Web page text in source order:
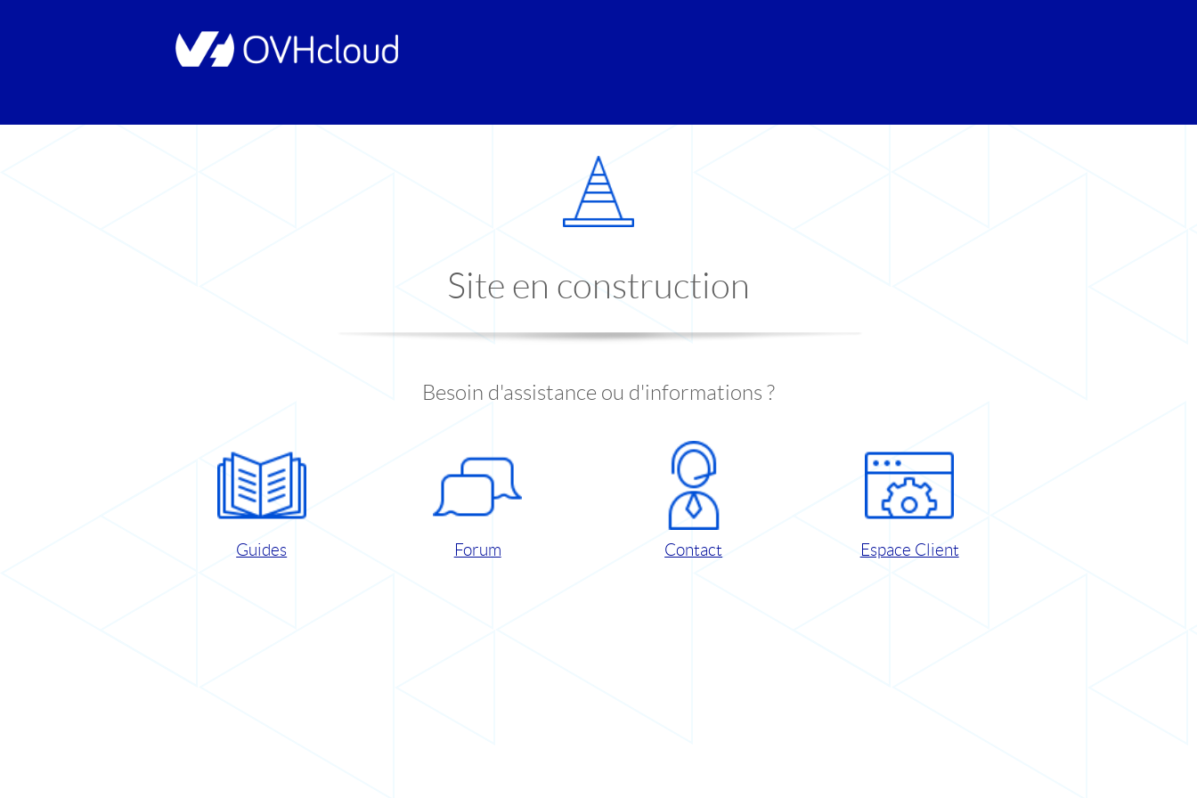
Site en construction
Besoin d'assistance ou d'informations ?
Guides Forum Contact Espace Client